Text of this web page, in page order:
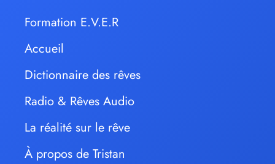
Formation E.V.E.R
Accueil
Dictionnaire des rêves
Radio & Rêves Audio
La réalité sur le rêve
À propos de Tristan